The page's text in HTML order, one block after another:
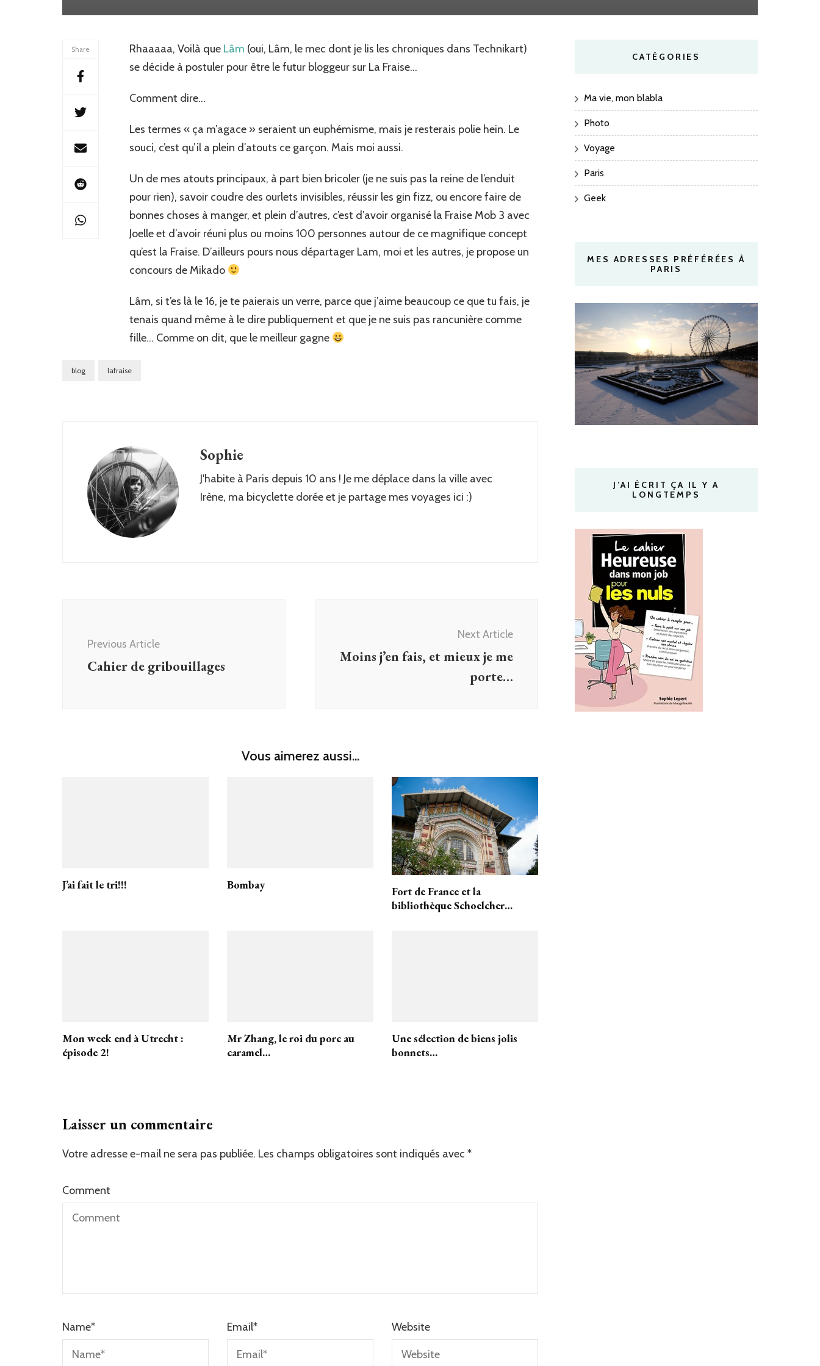
Share Rhaaaaa, Voilà que Lâm (oui, Lâm, le mec dont je lis les chroniques dans Technikart)
se décide à postuler pour être le futur bloggeur sur La Fraise…
Comment dire…
Les termes « ça m’agace » seraient un euphémisme, mais je resterais polie hein. Le
souci, c’est qu’il a plein d’atouts ce garçon. Mais moi aussi.
Un de mes atouts principaux, à part bien bricoler (je ne suis pas la reine de l’enduit
pour rien), savoir coudre des ourlets invisibles, réussir les gin fizz, ou encore faire de
bonnes choses à manger, et plein d’autres, c’est d’avoir organisé la Fraise Mob 3 avec
Joelle et d’avoir réuni plus ou moins 100 personnes autour de ce magnifique concept
qu’est la Fraise. D’ailleurs pours nous départager Lam, moi et les autres, je propose un
concours de Mikado
Lâm, si t’es là le 16, je te paierais un verre, parce que j’aime beaucoup ce que tu fais, je
tenais quand même à le dire publiquement et que je ne suis pas rancunière comme
fille… Comme on dit, que le meilleur gagne
blog lafraise
Sophie
J'habite à Paris depuis 10 ans ! Je me déplace dans la ville avec
Irène, ma bicyclette dorée et je partage mes voyages ici :)
Previous Article
Cahier de gribouillages
Next Article
Moins j’en fais, et mieux je me
porte…
Vous aimerez aussi...
J’ai fait le tri!!! Bombay
Fort de France et la
bibliothèque Schoelcher…
Mon week end à Utrecht :
épisode 2!
Mr Zhang, le roi du porc au
caramel…
Une sélection de biens jolis
bonnets…
Laisser un commentaire
Votre adresse e-mail ne sera pas publiée. Les champs obligatoires sont indiqués avec *
Comment
Name* Email* Website
CATÉGORIES
Ma vie, mon blabla
Photo
Voyage
Paris
Geek
MES ADRESSES PRÉFÉRÉES À
PARIS
J’AI ÉCRIT ÇA IL Y A
LONGTEMPS